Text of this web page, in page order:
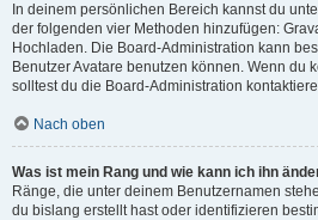
In deinem persönlichen Bereich kannst du
der folgenden vier Methoden hinzufügen:
Hochladen. Die Board-Administration kann
Benutzer Avatare benutzen können. Wenn du
solltest du die Board-Administration
Nach oben
Was ist mein Rang und wie kann ich ihn
Ränge, die unter deinem Benutzernamen
du bislang erstellt hast oder identifizieren